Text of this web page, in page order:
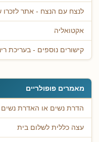
לנצח עם הנצח - אתר
אקטואליה
קישורים נוספים - בעריכת
מאמרים פופולריים
הדרת נשים או האדרת נשים
עצה כללית לשלום בית